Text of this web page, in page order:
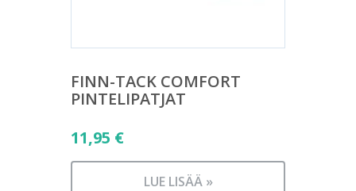
FINN-TACK COMFORT
PINTELIPATJAT
11,95 €
LUE LISÄÄ »